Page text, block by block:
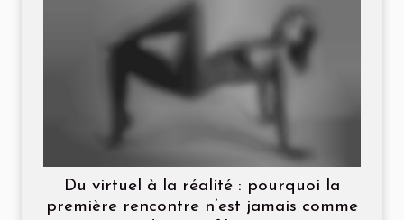
Du virtuel à la réalité : pourquoi la
première rencontre n’est jamais comme